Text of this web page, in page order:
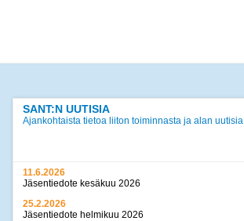
SANT:N UUTISIA
Ajankohtaista tietoa liiton toiminnasta ja alan uutisia
11.6.2026
Jäsentiedote kesäkuu 2026
25.2.2026
Jäsentiedote helmikuu 2026